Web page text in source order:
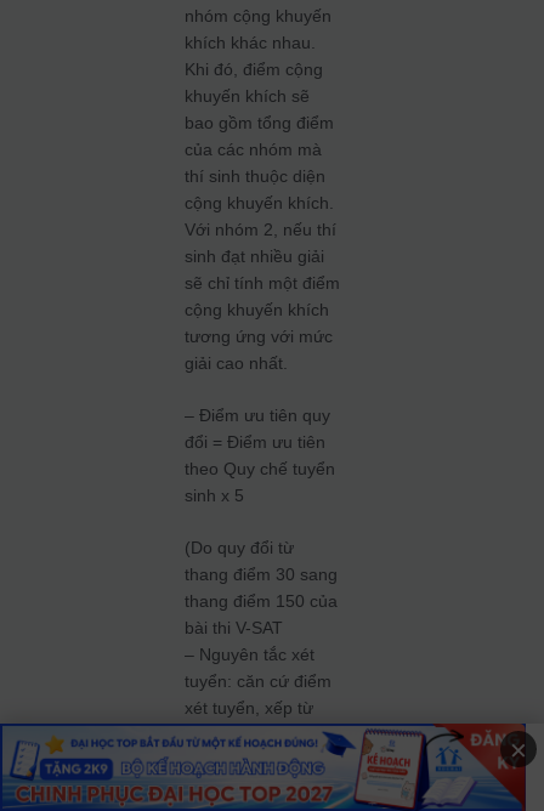
nhóm cộng khuyến
khích khác nhau.
Khi đó, điểm cộng
khuyến khích sẽ
bao gồm tổng điểm
của các nhóm mà
thí sinh thuộc diện
cộng khuyến khích.
Với nhóm 2, nếu thí
sinh đạt nhiều giải
sẽ chỉ tính một điểm
cộng khuyến khích
tương ứng với mức
giải cao nhất.
– Điểm ưu tiên quy
đổi = Điểm ưu tiên
theo Quy chế tuyển
sinh x 5
(Do quy đổi từ
thang điểm 30 sang
thang điểm 150 của
bài thi V-SAT
– Nguyên tắc xét
tuyển: căn cứ điểm
xét tuyển, xếp từ
cao xuống thấp cho
đến hết chỉ tiêu.
×